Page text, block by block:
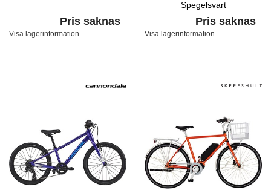
Pris saknas
Visa lagerinformation
Spegelsvart
Pris saknas
Visa lagerinformation